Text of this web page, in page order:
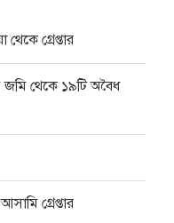
গ্রেপ্তার
জমি থেকে ১৯টি অবৈধ
গ্রেপ্তার